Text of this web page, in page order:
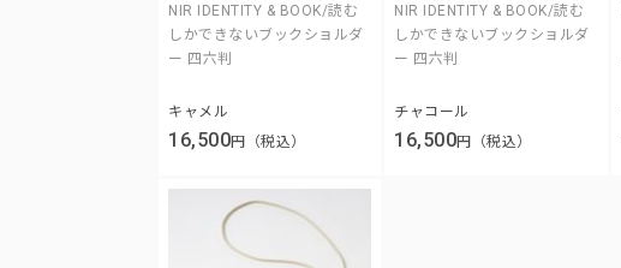
NIR IDENTITY & BOOK/読む
しかできないブックショルダ
ー 四六判
キャメル
16,500円（税込）
NIR IDENTITY & BOOK/読む
しかできないブックショルダ
ー 四六判
チャコール
16,500円（税込）